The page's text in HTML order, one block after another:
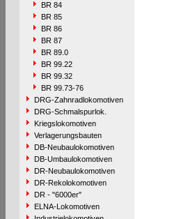
BR 84
BR 85
BR 86
BR 87
BR 89.0
BR 99.22
BR 99.32
BR 99.73-76
DRG-Zahnradlokomotiven
DRG-Schmalspurlok.
Kriegslokomotiven
Verlagerungsbauten
DB-Neubaulokomotiven
DB-Umbaulokomotiven
DR-Neubaulokomotiven
DR-Rekolokomotiven
DR - "6000er"
ELNA-Lokomotiven